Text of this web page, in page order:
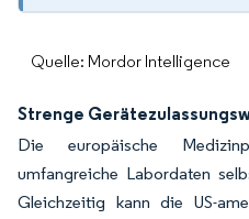
Quelle: Mordor Intelligence
Strenge
Die europäische
umfangreiche Labordaten
Gleichzeitig kann die US-